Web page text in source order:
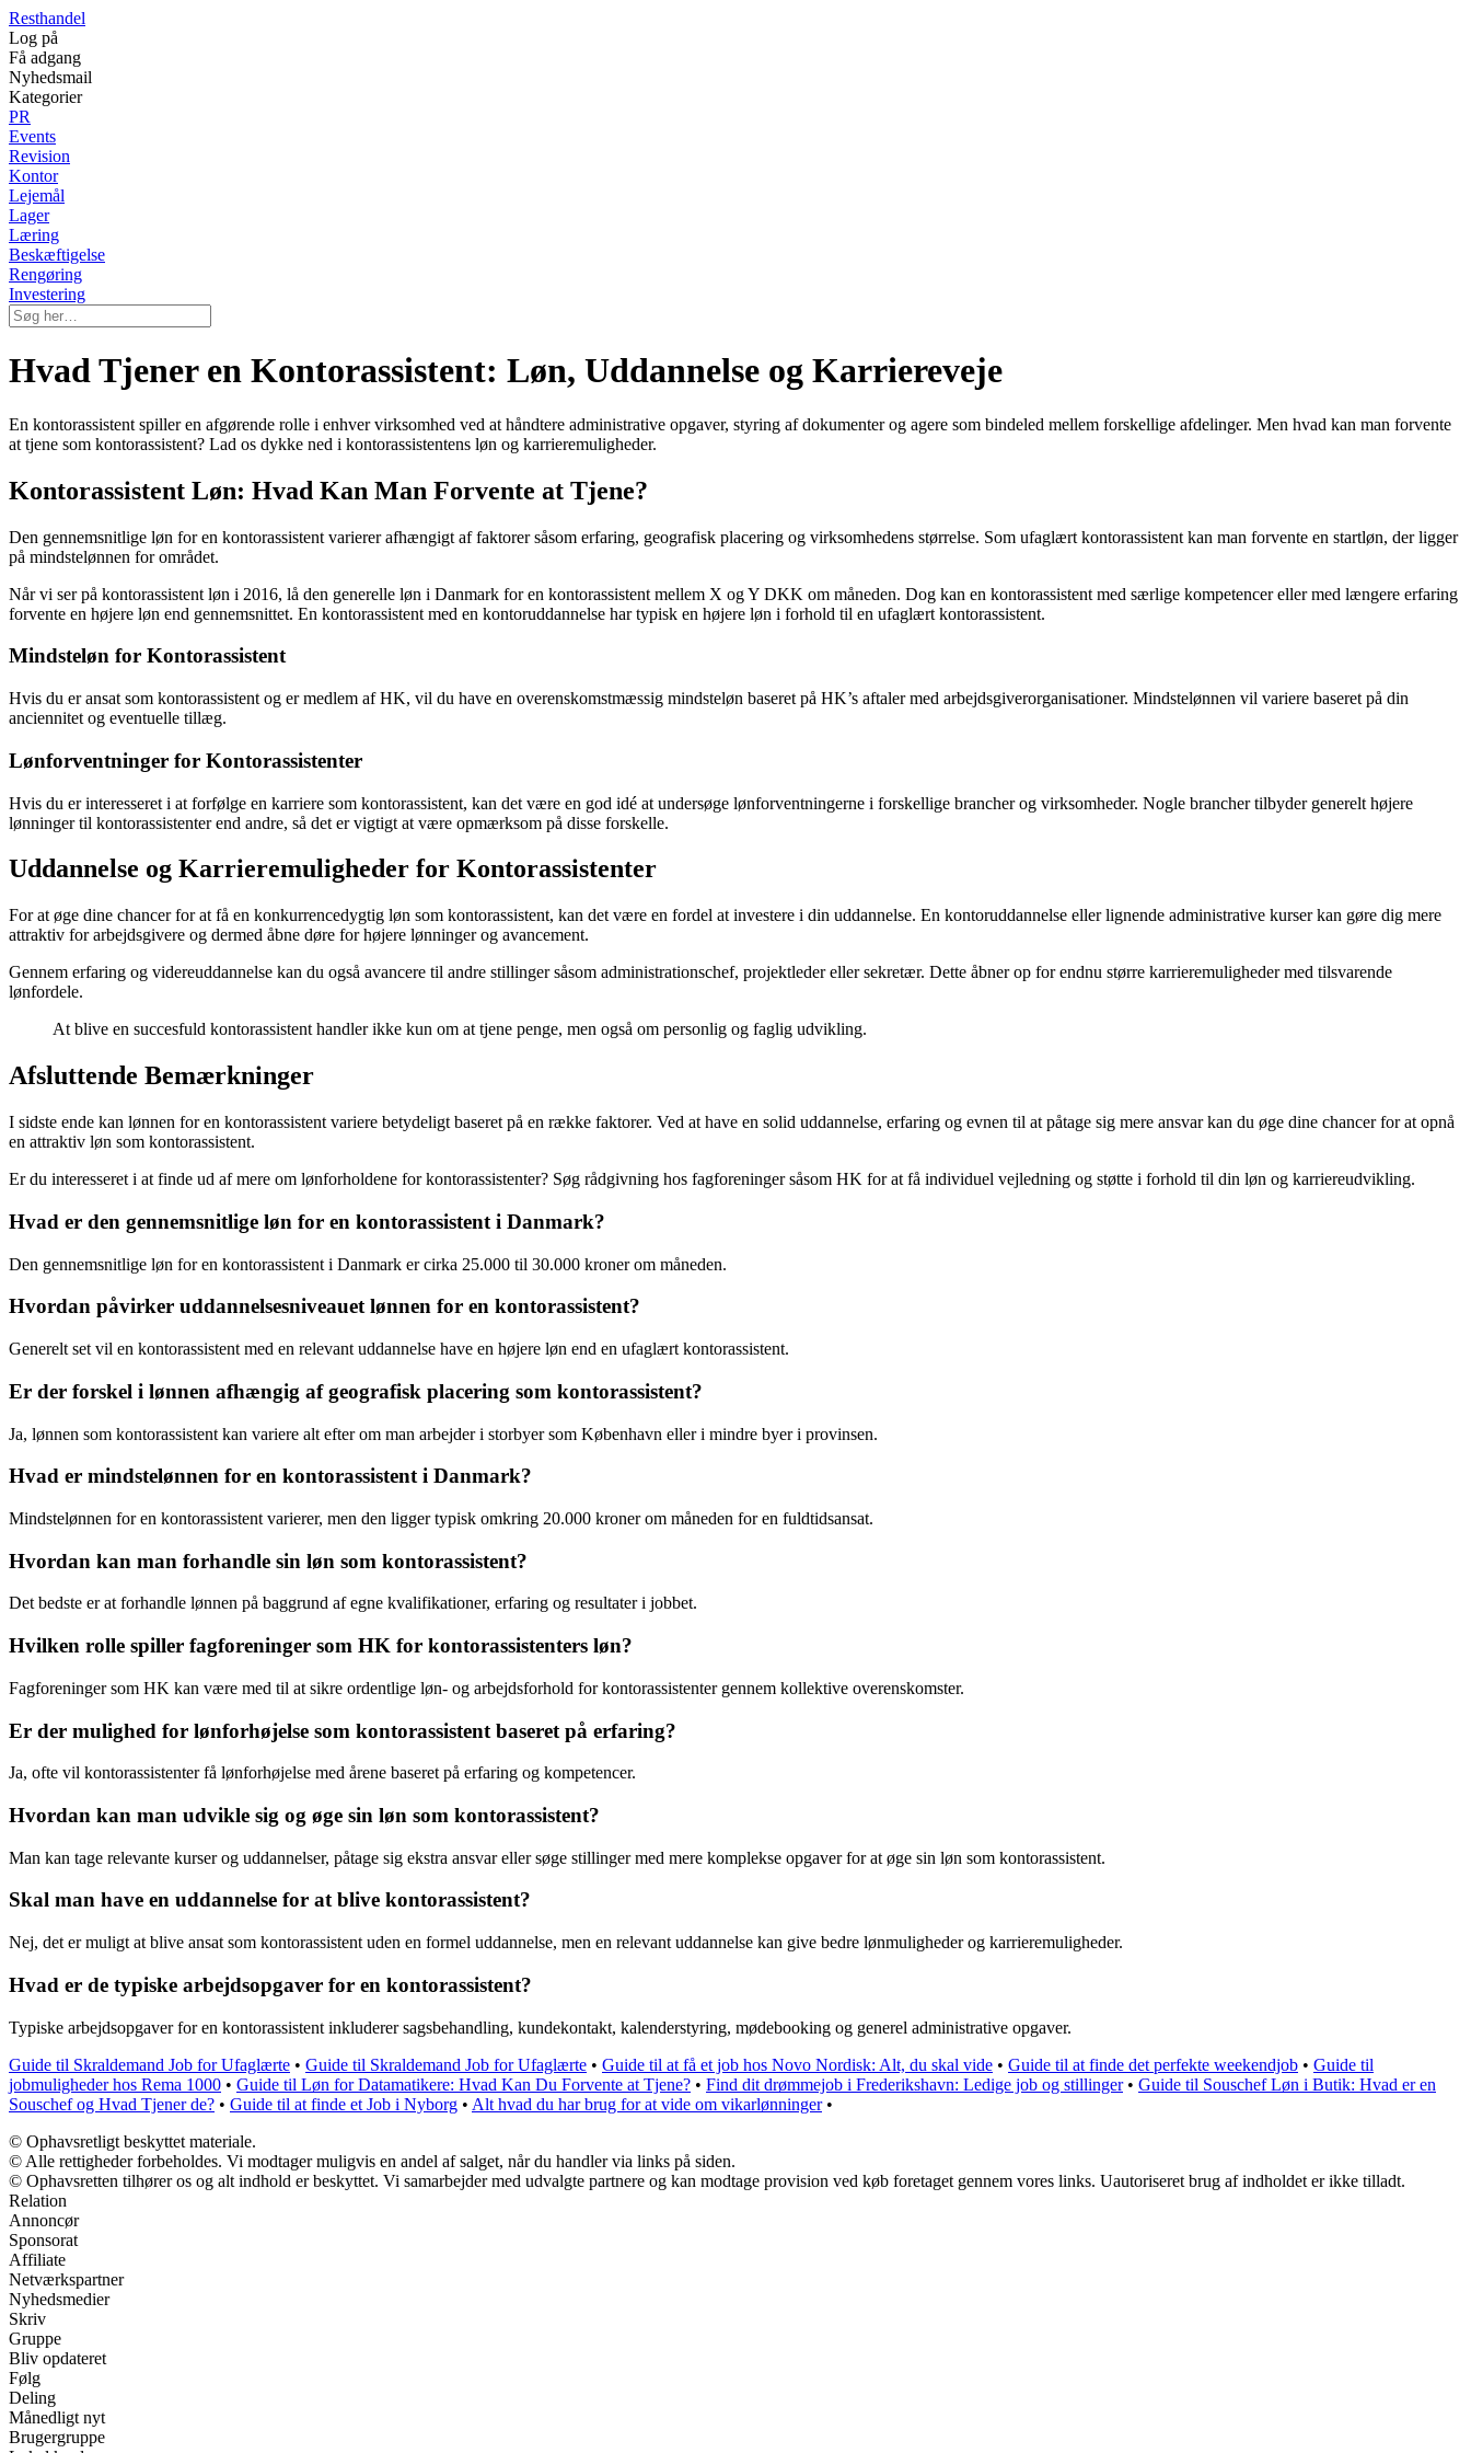
Resthandel
Log på
Få adgang
Nyhedsmail
Kategorier
PR
Events
Revision
Kontor
Lejemål
Lager
Læring
Beskæftigelse
Rengøring
Investering
Hvad Tjener en Kontorassistent: Løn, Uddannelse og Karriereveje
En kontorassistent spiller en afgørende rolle i enhver virksomhed ved at håndtere administrative opgaver, styring af dokumenter og agere som bindeled mellem forskellige afdelinger. Men hvad kan man forvente
at tjene som kontorassistent? Lad os dykke ned i kontorassistentens løn og karrieremuligheder.
Kontorassistent Løn: Hvad Kan Man Forvente at Tjene?
Den gennemsnitlige løn for en kontorassistent varierer afhængigt af faktorer såsom erfaring, geografisk placering og virksomhedens størrelse. Som ufaglært kontorassistent kan man forvente en startløn, der ligger
på mindstelønnen for området.
Når vi ser på kontorassistent løn i 2016, lå den generelle løn i Danmark for en kontorassistent mellem X og Y DKK om måneden. Dog kan en kontorassistent med særlige kompetencer eller med længere erfaring
forvente en højere løn end gennemsnittet. En kontorassistent med en kontoruddannelse har typisk en højere løn i forhold til en ufaglært kontorassistent.
Mindsteløn for Kontorassistent
Hvis du er ansat som kontorassistent og er medlem af HK, vil du have en overenskomstmæssig mindsteløn baseret på HK’s aftaler med arbejdsgiverorganisationer. Mindstelønnen vil variere baseret på din
anciennitet og eventuelle tillæg.
Lønforventninger for Kontorassistenter
Hvis du er interesseret i at forfølge en karriere som kontorassistent, kan det være en god idé at undersøge lønforventningerne i forskellige brancher og virksomheder. Nogle brancher tilbyder generelt højere
lønninger til kontorassistenter end andre, så det er vigtigt at være opmærksom på disse forskelle.
Uddannelse og Karrieremuligheder for Kontorassistenter
For at øge dine chancer for at få en konkurrencedygtig løn som kontorassistent, kan det være en fordel at investere i din uddannelse. En kontoruddannelse eller lignende administrative kurser kan gøre dig mere
attraktiv for arbejdsgivere og dermed åbne døre for højere lønninger og avancement.
Gennem erfaring og videreuddannelse kan du også avancere til andre stillinger såsom administrationschef, projektleder eller sekretær. Dette åbner op for endnu større karrieremuligheder med tilsvarende
lønfordele.
At blive en succesfuld kontorassistent handler ikke kun om at tjene penge, men også om personlig og faglig udvikling.
Afsluttende Bemærkninger
I sidste ende kan lønnen for en kontorassistent variere betydeligt baseret på en række faktorer. Ved at have en solid uddannelse, erfaring og evnen til at påtage sig mere ansvar kan du øge dine chancer for at opnå
en attraktiv løn som kontorassistent.
Er du interesseret i at finde ud af mere om lønforholdene for kontorassistenter? Søg rådgivning hos fagforeninger såsom HK for at få individuel vejledning og støtte i forhold til din løn og karriereudvikling.
Hvad er den gennemsnitlige løn for en kontorassistent i Danmark?
Den gennemsnitlige løn for en kontorassistent i Danmark er cirka 25.000 til 30.000 kroner om måneden.
Hvordan påvirker uddannelsesniveauet lønnen for en kontorassistent?
Generelt set vil en kontorassistent med en relevant uddannelse have en højere løn end en ufaglært kontorassistent.
Er der forskel i lønnen afhængig af geografisk placering som kontorassistent?
Ja, lønnen som kontorassistent kan variere alt efter om man arbejder i storbyer som København eller i mindre byer i provinsen.
Hvad er mindstelønnen for en kontorassistent i Danmark?
Mindstelønnen for en kontorassistent varierer, men den ligger typisk omkring 20.000 kroner om måneden for en fuldtidsansat.
Hvordan kan man forhandle sin løn som kontorassistent?
Det bedste er at forhandle lønnen på baggrund af egne kvalifikationer, erfaring og resultater i jobbet.
Hvilken rolle spiller fagforeninger som HK for kontorassistenters løn?
Fagforeninger som HK kan være med til at sikre ordentlige løn- og arbejdsforhold for kontorassistenter gennem kollektive overenskomster.
Er der mulighed for lønforhøjelse som kontorassistent baseret på erfaring?
Ja, ofte vil kontorassistenter få lønforhøjelse med årene baseret på erfaring og kompetencer.
Hvordan kan man udvikle sig og øge sin løn som kontorassistent?
Man kan tage relevante kurser og uddannelser, påtage sig ekstra ansvar eller søge stillinger med mere komplekse opgaver for at øge sin løn som kontorassistent.
Skal man have en uddannelse for at blive kontorassistent?
Nej, det er muligt at blive ansat som kontorassistent uden en formel uddannelse, men en relevant uddannelse kan give bedre lønmuligheder og karrieremuligheder.
Hvad er de typiske arbejdsopgaver for en kontorassistent?
Typiske arbejdsopgaver for en kontorassistent inkluderer sagsbehandling, kundekontakt, kalenderstyring, mødebooking og generel administrative opgaver.
Guide til Skraldemand Job for Ufaglærte • Guide til Skraldemand Job for Ufaglærte • Guide til at få et job hos Novo Nordisk: Alt, du skal vide • Guide til at finde det perfekte weekendjob • Guide til
jobmuligheder hos Rema 1000 • Guide til Løn for Datamatikere: Hvad Kan Du Forvente at Tjene? • Find dit drømmejob i Frederikshavn: Ledige job og stillinger• Guide til Souschef Løn i Butik: Hvad er en
Souschef og Hvad Tjener de? • Guide til at finde et Job i Nyborg • Alt hvad du har brug for at vide om vikarlønninger•
© Ophavsretligt beskyttet materiale.
© Alle rettigheder forbeholdes. Vi modtager muligvis en andel af salget, når du handler via links på siden.
© Ophavsretten tilhører os og alt indhold er beskyttet. Vi samarbejder med udvalgte partnere og kan modtage provision ved køb foretaget gennem vores links. Uautoriseret brug af indholdet er ikke tilladt.
Relation
Annoncør
Sponsorat
Affiliate
Netværkspartner
Nyhedsmedier
Skriv
Gruppe
Bliv opdateret
Følg
Deling
Månedligt nyt
Brugergruppe